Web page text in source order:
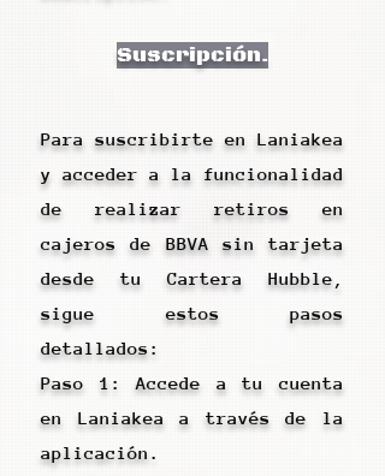
Suscripción.
Para suscribirte en Laniakea
y acceder a la funcionalidad
de realizar retiros en
cajeros de BBVA sin tarjeta
desde tu Cartera Hubble,
sigue estos pasos
detallados:
Paso 1: Accede a tu cuenta
en Laniakea a través de la
aplicación.